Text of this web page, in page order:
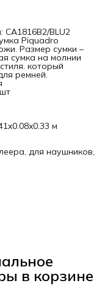
BLU2
Piquadro
Размер сумки –
сумка на молнии
который
ремней.
м
для наушников,
в корзине